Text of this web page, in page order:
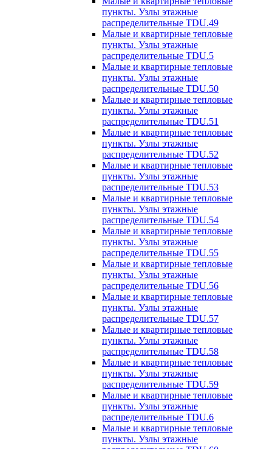
пункты. Узлы этажные
распределительные TDU.49
Малые и квартирные тепловые
пункты. Узлы этажные
распределительные TDU.5
Малые и квартирные тепловые
пункты. Узлы этажные
распределительные TDU.50
Малые и квартирные тепловые
пункты. Узлы этажные
распределительные TDU.51
Малые и квартирные тепловые
пункты. Узлы этажные
распределительные TDU.52
Малые и квартирные тепловые
пункты. Узлы этажные
распределительные TDU.53
Малые и квартирные тепловые
пункты. Узлы этажные
распределительные TDU.54
Малые и квартирные тепловые
пункты. Узлы этажные
распределительные TDU.55
Малые и квартирные тепловые
пункты. Узлы этажные
распределительные TDU.56
Малые и квартирные тепловые
пункты. Узлы этажные
распределительные TDU.57
Малые и квартирные тепловые
пункты. Узлы этажные
распределительные TDU.58
Малые и квартирные тепловые
пункты. Узлы этажные
распределительные TDU.59
Малые и квартирные тепловые
пункты. Узлы этажные
распределительные TDU.6
Малые и квартирные тепловые
пункты. Узлы этажные